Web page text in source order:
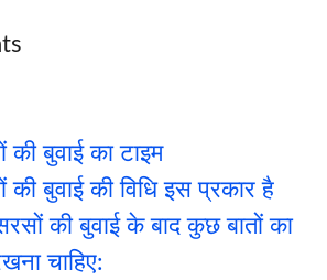
की बुवाई का टाइम
की बुवाई की विधि इस प्रकार है
की बुवाई के बाद कुछ बातों का
चाहिए: